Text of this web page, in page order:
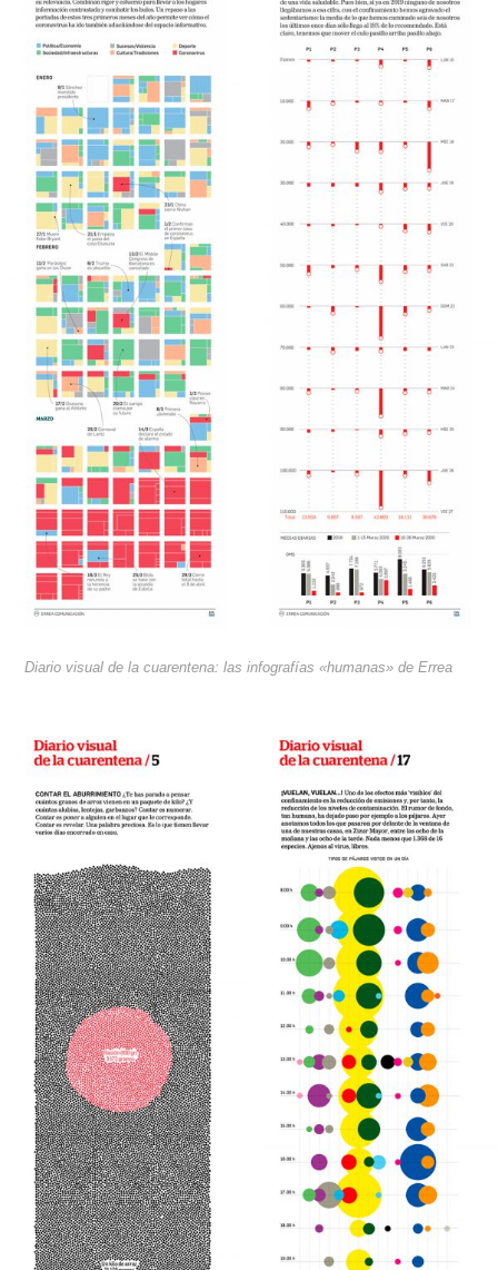
Diario visual de la cuarentena: las infografías «humanas» de Errea